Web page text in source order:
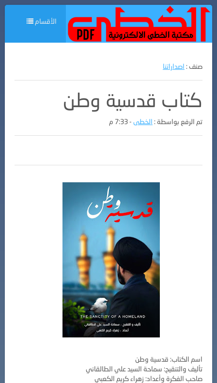
الأقسام
صنف : اصداراتنا
كتاب قدسية وطن
تم الرفع بواسطة : الخطى - 7:33 م
اسم الكتاب: قدسية وطن
تأليف والتنقيح: سماحة السيد علي الطالقاني
صاحب الفكرة وأعداد: زهراء كريم الكعبي